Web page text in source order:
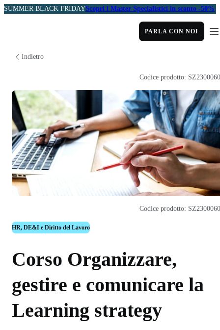
SUMMER BLACK FRIDAYScopri i Master Specialistici in sconto -50%
PARLA CON NOI
Indietro
HR, DE&I e Diritto del Lavoro
Corso Organizzare,
gestire e comunicare la
Learning strategy
Codice prodotto:
Codice prodotto: